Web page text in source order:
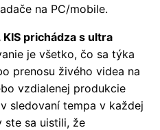
na PC/mobile.
prichádza s ultra
je všetko, čo sa týka
prenosu živého videa na
vzdialenej produkcie
sledovaní tempa v každej
ste sa uistili, že